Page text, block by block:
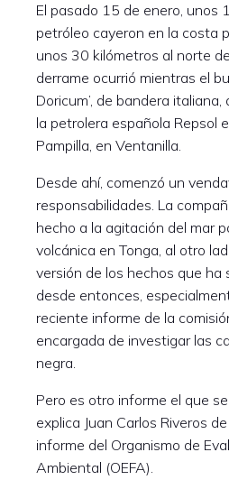
El pasado 15 de enero, unos
petróleo cayeron en la costa
unos 30 kilómetros al norte
derrame ocurrió mientras el
Doricum’, de bandera
la petrolera española Repsol
Pampilla, en Ventanilla.
Desde ahí, comenzó un
responsabilidades. La
hecho a la agitación del mar
volcánica en Tonga, al otro
versión de los hechos que ha
desde entonces,
reciente informe de la
encargada de investigar las
negra.
Pero es otro informe el que
explica Juan Carlos Riveros
informe del Organismo de
Ambiental (OEFA).